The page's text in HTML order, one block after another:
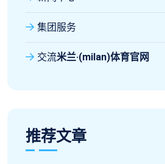
集团服务
交流米兰·(milan)体育官网
推荐文章